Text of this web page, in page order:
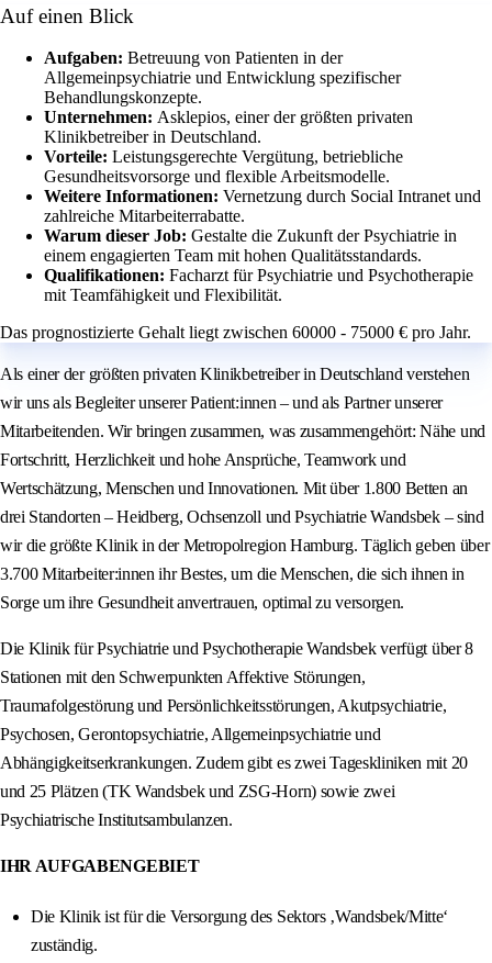
Auf einen Blick
Aufgaben: Betreuung von Patienten in der
Allgemeinpsychiatrie und Entwicklung spezifischer
Behandlungskonzepte.
Unternehmen: Asklepios, einer der größten privaten
Klinikbetreiber in Deutschland.
Vorteile: Leistungsgerechte Vergütung, betriebliche
Gesundheitsvorsorge und flexible Arbeitsmodelle.
Weitere Informationen: Vernetzung durch Social Intranet und
zahlreiche Mitarbeiterrabatte.
Warum dieser Job: Gestalte die Zukunft der Psychiatrie in
einem engagierten Team mit hohen Qualitätsstandards.
Qualifikationen: Facharzt für Psychiatrie und Psychotherapie
mit Teamfähigkeit und Flexibilität.
Das prognostizierte Gehalt liegt zwischen 60000 - 75000 € pro Jahr.
Als einer der größten privaten Klinikbetreiber in Deutschland verstehen
wir uns als Begleiter unserer Patient:innen – und als Partner unserer
Mitarbeitenden. Wir bringen zusammen, was zusammengehört: Nähe und
Fortschritt, Herzlichkeit und hohe Ansprüche, Teamwork und
Wertschätzung, Menschen und Innovationen. Mit über 1.800 Betten an
drei Standorten – Heidberg, Ochsenzoll und Psychiatrie Wandsbek – sind
wir die größte Klinik in der Metropolregion Hamburg. Täglich geben über
3.700 Mitarbeiter:innen ihr Bestes, um die Menschen, die sich ihnen in
Sorge um ihre Gesundheit anvertrauen, optimal zu versorgen.
Die Klinik für Psychiatrie und Psychotherapie Wandsbek verfügt über 8
Stationen mit den Schwerpunkten Affektive Störungen,
Traumafolgestörung und Persönlichkeitsstörungen, Akutpsychiatrie,
Psychosen, Gerontopsychiatrie, Allgemeinpsychiatrie und
Abhängigkeitserkrankungen. Zudem gibt es zwei Tageskliniken mit 20
und 25 Plätzen (TK Wandsbek und ZSG-Horn) sowie zwei
Psychiatrische Institutsambulanzen.
IHR AUFGABENGEBIET
Die Klinik ist für die Versorgung des Sektors ‚Wandsbek/Mitte‘
zuständig.